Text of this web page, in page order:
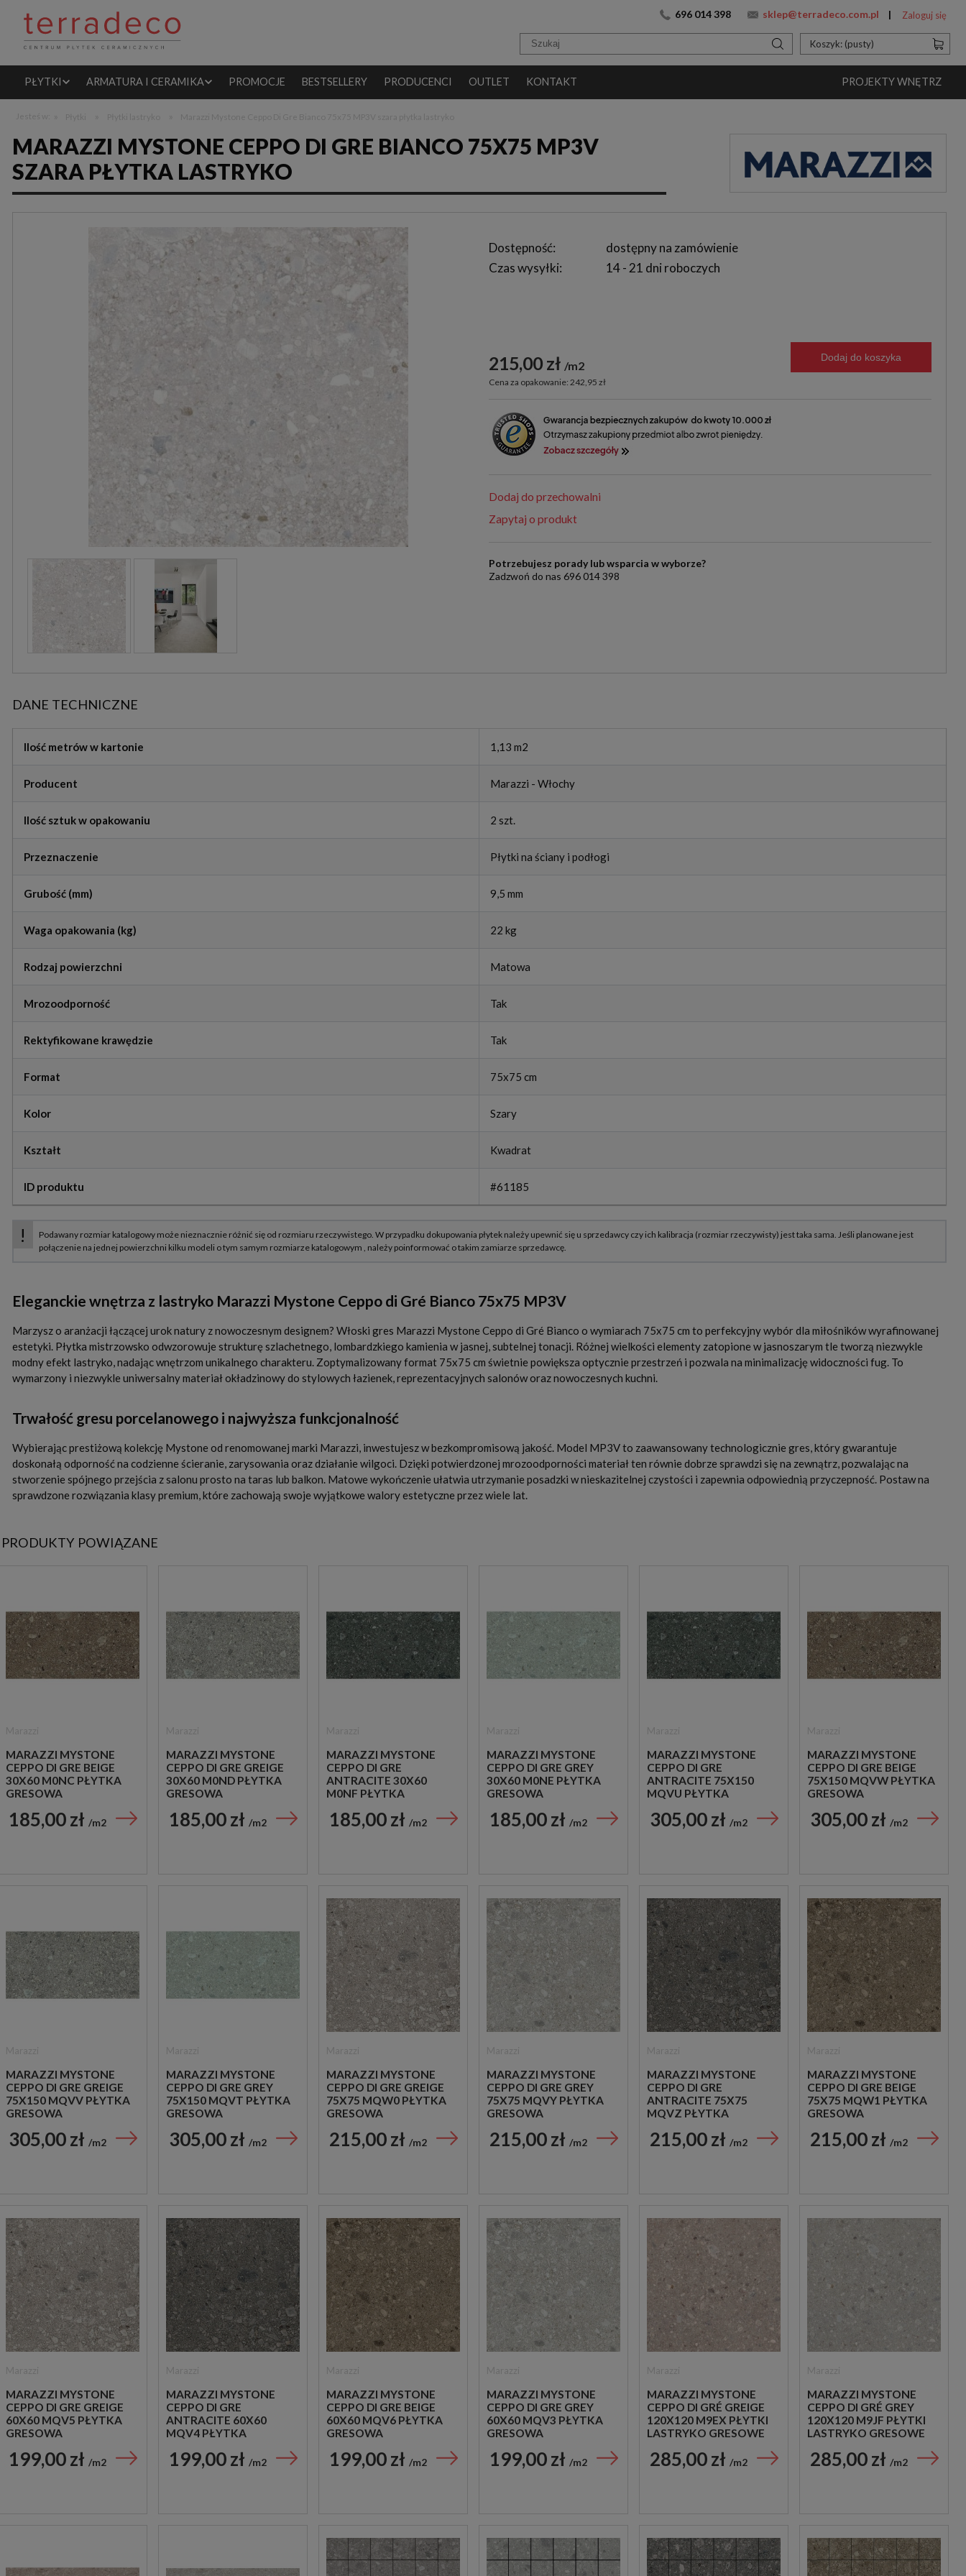
696 014 398 sklep@terradeco.com.pl Zaloguj się
Koszyk: (pusty)
PŁYTKI ARMATURA I CERAMIKA PROMOCJE BESTSELLERY PRODUCENCI OUTLET KONTAKT PROJEKTY WNĘTRZ
MARAZZI MYSTONE CEPPO DI GRE BIANCO 75X75 MP3V
SZARA PŁYTKA LASTRYKO
Dostępność:
dostępny na zamówienie
Czas wysyłki:
14 - 21 dni roboczych
215,00 zł m2
Cena za opakowanie: 242,95 zł
Dodaj do koszyka
Dodaj do przechowalni
Zapytaj o produkt
Potrzebujesz porady lub wsparcia w wyborze?
Zadzwoń do nas 696 014 398
DANE TECHNICZNE
Ilość metrów w kartonie 1,13 m2
Producent Marazzi - Włochy
Ilość sztuk w opakowaniu 2 szt.
Przeznaczenie Płytki na ściany i podłogi
Grubość (mm) 9,5 mm
Waga opakowania (kg) 22 kg
Rodzaj powierzchni Matowa
Mrozoodporność Tak
Rektyfikowane krawędzie Tak
Format 75x75 cm
Kolor Szary
Kształt Kwadrat
ID produktu #61185
Eleganckie wnętrza z lastryko Marazzi Mystone Ceppo di Gré Bianco 75x75 MP3V
Marzysz o aranżacji łączącej urok natury z nowoczesnym designem? Włoski gres Marazzi Mystone Ceppo di Gré Bianco o wymiarach 75x75 cm to perfekcyjny wybór dla miłośników wyrafinowanej
estetyki. Płytka mistrzowsko odwzorowuje strukturę szlachetnego, lombardzkiego kamienia w jasnej, subtelnej tonacji. Różnej wielkości elementy zatopione w jasnoszarym tle tworzą niezwykle
modny efekt lastryko, nadając wnętrzom unikalnego charakteru. Zoptymalizowany format 75x75 cm świetnie powiększa optycznie przestrzeń i pozwala na minimalizację widoczności fug. To
wymarzony i niezwykle uniwersalny materiał okładzinowy do stylowych łazienek, reprezentacyjnych salonów oraz nowoczesnych kuchni.
Trwałość gresu porcelanowego i najwyższa funkcjonalność
Wybierając prestiżową kolekcję Mystone od renomowanej marki Marazzi, inwestujesz w bezkompromisową jakość. Model MP3V to zaawansowany technologicznie gres, który gwarantuje
doskonałą odporność na codzienne ścieranie, zarysowania oraz działanie wilgoci. Dzięki potwierdzonej mrozoodporności materiał ten równie dobrze sprawdzi się na zewnątrz, pozwalając na
stworzenie spójnego przejścia z salonu prosto na taras lub balkon. Matowe wykończenie ułatwia utrzymanie posadzki w nieskazitelnej czystości i zapewnia odpowiednią przyczepność. Postaw na
sprawdzone rozwiązania klasy premium, które zachowają swoje wyjątkowe walory estetyczne przez wiele lat.
PRODUKTY POWIĄZANE
MARAZZI MYSTONE
CEPPO DI GRE BEIGE
30X60 M0NC PŁYTKA
GRESOWA
185,00 zł m2
MARAZZI MYSTONE
CEPPO DI GRE GREIGE
30X60 M0ND PŁYTKA
GRESOWA
185,00 zł m2
MARAZZI MYSTONE
CEPPO DI GRE
ANTRACITE 30X60
M0NF PŁYTKA
185,00 zł m2
MARAZZI MYSTONE
CEPPO DI GRE GREY
30X60 M0NE PŁYTKA
GRESOWA
185,00 zł m2
MARAZZI MYSTONE
CEPPO DI GRE
ANTRACITE 75X150
MQVU PŁYTKA
305,00 zł m2
MARAZZI MYSTONE
CEPPO DI GRE BEIGE
75X150 MQVW PŁYTKA
GRESOWA
305,00 zł m2
MARAZZI MYSTONE
CEPPO DI GRE GREIGE
75X150 MQVV PŁYTKA
GRESOWA
305,00 zł m2
MARAZZI MYSTONE
CEPPO DI GRE GREY
75X150 MQVT PŁYTKA
GRESOWA
305,00 zł m2
MARAZZI MYSTONE
CEPPO DI GRE GREIGE
75X75 MQW0 PŁYTKA
GRESOWA
215,00 zł m2
MARAZZI MYSTONE
CEPPO DI GRE GREY
75X75 MQVY PŁYTKA
GRESOWA
215,00 zł m2
MARAZZI MYSTONE
CEPPO DI GRE
ANTRACITE 75X75
MQVZ PŁYTKA
215,00 zł m2
MARAZZI MYSTONE
CEPPO DI GRE BEIGE
75X75 MQW1 PŁYTKA
GRESOWA
215,00 zł m2
MARAZZI MYSTONE
CEPPO DI GRE GREIGE
60X60 MQV5 PŁYTKA
GRESOWA
199,00 zł m2
MARAZZI MYSTONE
CEPPO DI GRE
ANTRACITE 60X60
MQV4 PŁYTKA
199,00 zł m2
MARAZZI MYSTONE
CEPPO DI GRE BEIGE
60X60 MQV6 PŁYTKA
GRESOWA
199,00 zł m2
MARAZZI MYSTONE
CEPPO DI GRE GREY
60X60 MQV3 PŁYTKA
GRESOWA
199,00 zł m2
MARAZZI MYSTONE
CEPPO DI GRÉ GREIGE
120X120 M9EX PŁYTKI
LASTRYKO GRESOWE
285,00 zł m2
MARAZZI MYSTONE
CEPPO DI GRÉ GREY
120X120 M9JF PŁYTKI
LASTRYKO GRESOWE
285,00 zł m2